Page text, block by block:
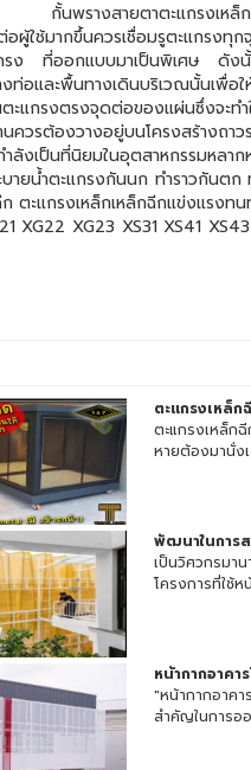
ายตาตะแกรงเหล็กฉีกการเชื่
ผู้ใช้มากขึ้นควรเชื่อมรูตะแกรงทุ
รง ที่ออกแบบมาเป็นพิเศษ ดังนั้
งท่อและพื้นทางเดินบริเวณนั้นเพื่อ
ะแกรงตรงจุดต่อของแผ่นซึ่งจะท
ควรต้องวางอยู่บนโครงสร้างถาว
ำลังเป็นที่นิยมในอุตสาหกรรมหลา
บายน้ำตะแกรงกันนก ทำราวกันต
ตะแกรงเหล็กเหล็กฉีกแข่งแรงท
XG22 XG23 XS31 XS41
ตะแกรงเหล็
ตะแกรงเหล็ก
หายต้องมานั่ง
พัฒนาในการ
เป็นวิศวกรมา
โครงการที่ใช้ห
หน้ากากอาคา
"หน้ากากอาค
สำคัญในการออ